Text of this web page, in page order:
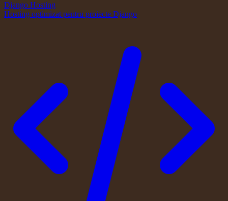
Django Hosting
Hosting optimizat pentru proiecte Django